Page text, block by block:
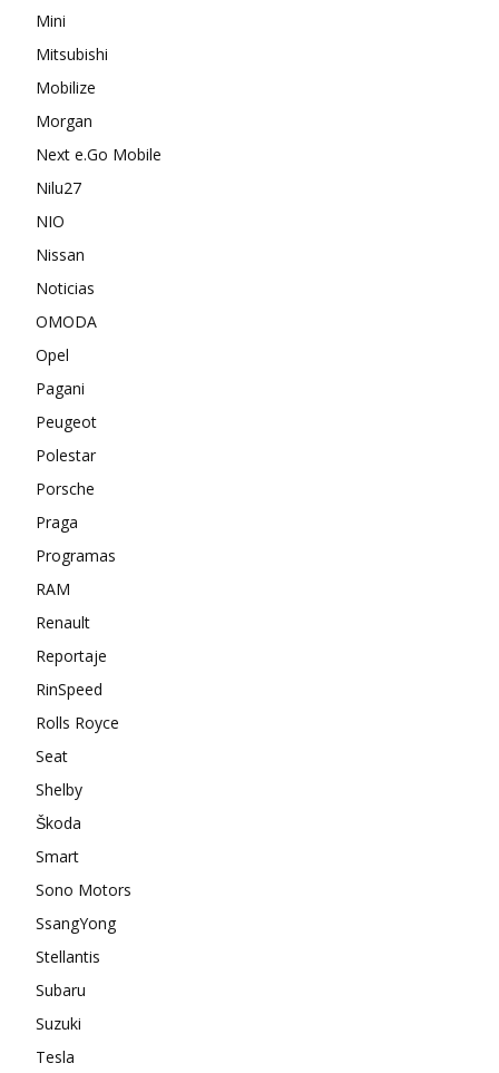
Mini
Mitsubishi
Mobilize
Morgan
Next e.Go Mobile
Nilu27
NIO
Nissan
Noticias
OMODA
Opel
Pagani
Peugeot
Polestar
Porsche
Praga
Programas
RAM
Renault
Reportaje
RinSpeed
Rolls Royce
Seat
Shelby
Škoda
Smart
Sono Motors
SsangYong
Stellantis
Subaru
Suzuki
Tesla